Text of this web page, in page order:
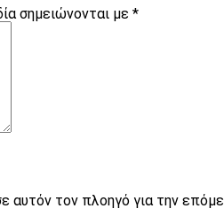
σημειώνονται με *
αυτόν τον πλοηγό για την